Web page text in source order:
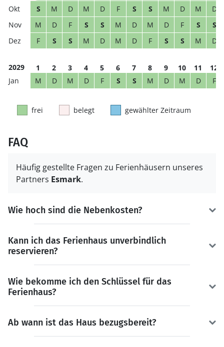
S M D M D F S S M D M
D
M
D F S S M D M D F S
S
F
S S M D M D F S S M D
2029 1 2 3 4 5 6 7 8 9 10 11
12
M
D M D F S S M D M D F
frei belegt gewählter Zeitraum
FAQ
Häufig gestellte Fragen zu Ferienhäusern unseres
Partners Esmark.
Wie hoch sind die Nebenkosten?
Kann ich das Ferienhaus unverbindlich
reservieren?
Wie bekomme ich den Schlüssel für das
Ferienhaus?
Ab wann ist das Haus bezugsbereit?